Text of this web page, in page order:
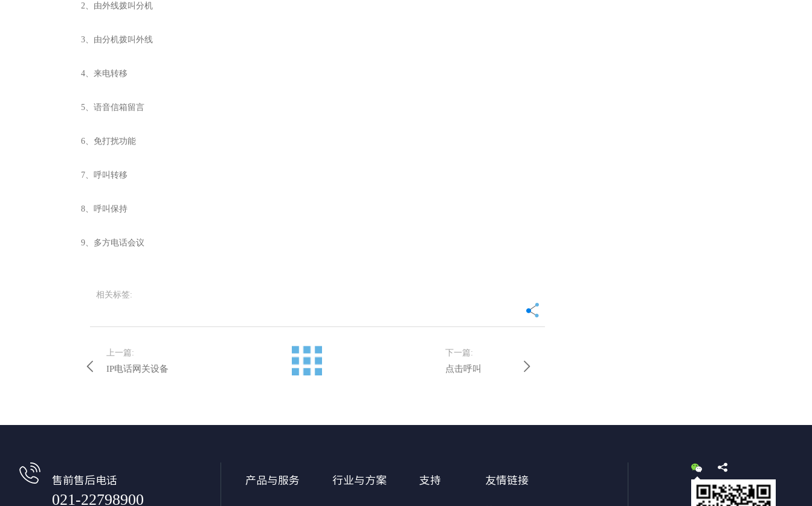
2、由外线拨叫分机
3、由分机拨叫外线
4、来电转移
5、语音信箱留言
6、免打扰功能
7、呼叫转移
8、呼叫保持
9、多方电话会议
相关标签:
上一篇:
IP电话网关设备
下一篇:
点击呼叫
售前售后电话
021-22798900
产品与服务 行业与方案 支持 友情链接